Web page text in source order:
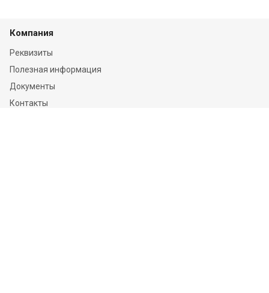
Компания
Реквизиты
Полезная информация
Документы
Контакты